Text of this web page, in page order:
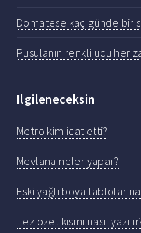
Domatese kaç günde bir
Pusulanın renkli ucu her
Ilgileneceksin
Metro kim icat etti?
Mevlana neler yapar?
Eski yağlı boya tablolar
Tez özet kısmı nasıl